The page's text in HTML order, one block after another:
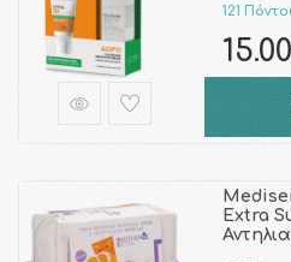
121 Πόντοι
Extra